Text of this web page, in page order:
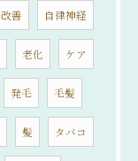
改善 自律神経
老化 ケア
発毛 毛髪
髪 タバコ